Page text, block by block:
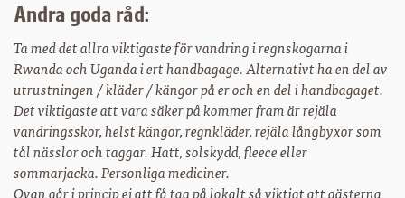
Andra goda råd:
Ta med det allra viktigaste för vandring i regnskogarna i
Rwanda och Uganda i ert handbagage. Alternativt ha en del av
utrustningen / kläder / kängor på er och en del i handbagaget.
Det viktigaste att vara säker på kommer fram är rejäla
vandringsskor, helst kängor, regnkläder, rejäla långbyxor som
tål nässlor och taggar. Hatt, solskydd, fleece eller
sommarjacka. Personliga mediciner.
Ovan går i princip ej att få tag på lokalt så viktigt att gästerna